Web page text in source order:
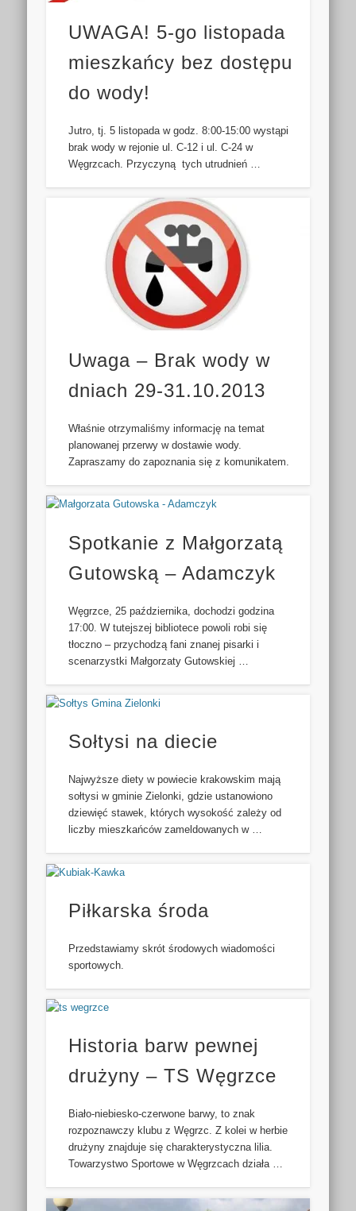
UWAGA! 5-go listopada
mieszkańcy bez dostępu
do wody!
Jutro, tj. 5 listopada w godz. 8:00-15:00 wystąpi
brak wody w rejonie ul. C-12 i ul. C-24 w
Węgrzcach. Przyczyną tych utrudnień …
Uwaga – Brak wody w
dniach 29-31.10.2013
Właśnie otrzymaliśmy informację na temat
planowanej przerwy w dostawie wody.
Zapraszamy do zapoznania się z komunikatem.
Spotkanie z Małgorzatą
Gutowską – Adamczyk
Węgrzce, 25 października, dochodzi godzina
17:00. W tutejszej bibliotece powoli robi się
tłoczno – przychodzą fani znanej pisarki i
scenarzystki Małgorzaty Gutowskiej …
Sołtysi na diecie
Najwyższe diety w powiecie krakowskim mają
sołtysi w gminie Zielonki, gdzie ustanowiono
dziewięć stawek, których wysokość zależy od
liczby mieszkańców zameldowanych w …
Piłkarska środa
Przedstawiamy skrót środowych wiadomości
sportowych.
Historia barw pewnej
drużyny – TS Węgrzce
Biało-niebiesko-czerwone barwy, to znak
rozpoznawczy klubu z Węgrzc. Z kolei w herbie
drużyny znajduje się charakterystyczna lilia.
Towarzystwo Sportowe w Węgrzcach działa …